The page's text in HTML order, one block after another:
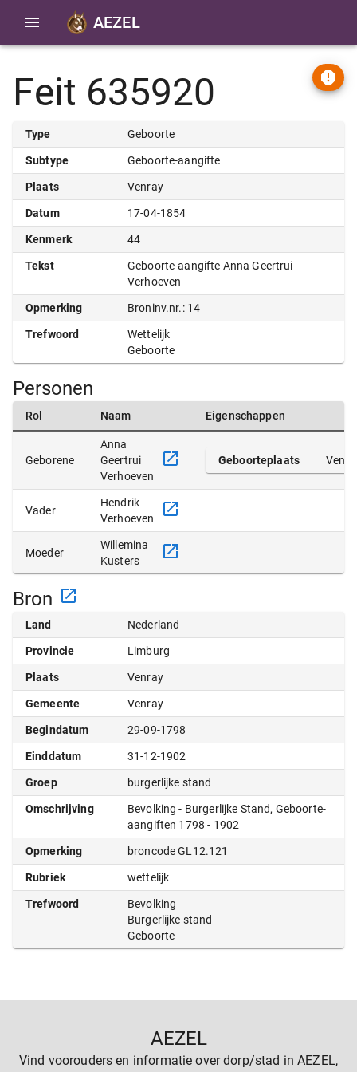
AEZEL
Feit 635920
Type Geboorte
Subtype Geboorte-aangifte
Plaats Venray
Datum 17-04-1854
Kenmerk 44
Tekst
Geboorte-aangifte Anna Geertrui
Verhoeven
Opmerking Broninv.nr.: 14
Trefwoord
Wettelijk
Geboorte
Personen
Rol Naam Eigenschappen
Geborene
Anna
Geertrui
Verhoeven
Geboorteplaats
Vader
Hendrik
Verhoeven
Moeder
Willemina
Kusters
Bron
Land Nederland
Provincie Limburg
Plaats Venray
Gemeente Venray
Begindatum 29-09-1798
Einddatum 31-12-1902
Groep burgerlijke stand
Omschrijving
Bevolking - Burgerlijke Stand, Geboorte-
aangiften 1798 - 1902
Opmerking broncode GL12.121
Rubriek wettelijk
Trefwoord
Bevolking
Burgerlijke stand
Geboorte
AEZEL
Vind voorouders en informatie over dorp/stad in AEZEL,